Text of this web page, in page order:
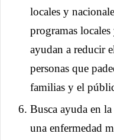
locales y
programas
ayudan a reducir
personas que
familias y el
Busca ayuda en
una enfermedad